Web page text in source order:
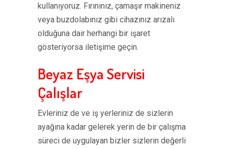
kullanıyoruz. Fırınınız, çamaşır makineniz
veya buzdolabınız gibi cihazınız arızalı
olduğuna dair herhangi bir işaret
gösteriyorsa iletişime geçin.
Beyaz Eşya Servisi
Çalışlar
Evleriniz de ve iş yerleriniz de sizlerin
ayağına kadar gelerek yerin de bir çalışma
süreci de uygulayan bizler sizlerin değerli